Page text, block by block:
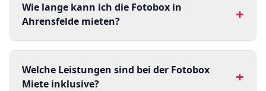
Wie lange kann ich die Fotobox in
Ahrensfelde mieten?
+
Welche Leistungen sind bei der Fotobox
Miete inklusive?
+